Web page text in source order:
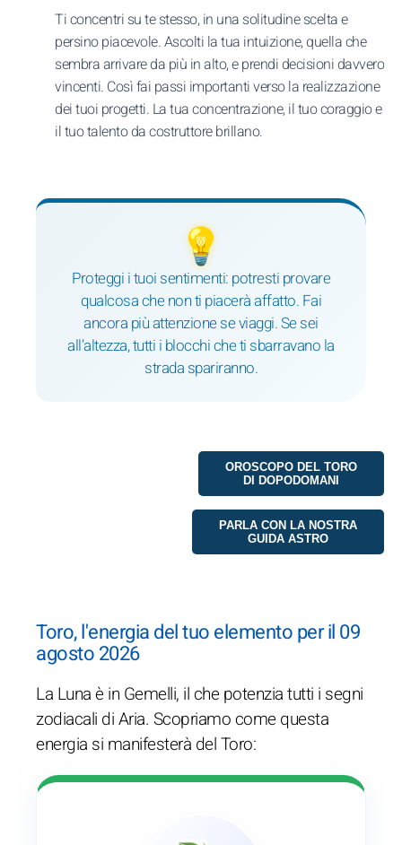
Ti concentri su te stesso, in una solitudine scelta e
persino piacevole. Ascolti la tua intuizione, quella che
sembra arrivare da più in alto, e prendi decisioni davvero
vincenti. Così fai passi importanti verso la realizzazione
dei tuoi progetti. La tua concentrazione, il tuo coraggio e
il tuo talento da costruttore brillano.
💡
Proteggi i tuoi sentimenti: potresti provare
qualcosa che non ti piacerà affatto. Fai
ancora più attenzione se viaggi. Se sei
all’altezza, tutti i blocchi che ti sbarravano la
strada spariranno.
OROSCOPO DEL TORO
DI DOPODOMANI
PARLA CON LA NOSTRA
GUIDA ASTRO
Toro, l'energia del tuo elemento per il 09
agosto 2026
La Luna è in Gemelli, il che potenzia tutti i segni
zodiacali di Aria. Scopriamo come questa
energia si manifesterà del Toro: